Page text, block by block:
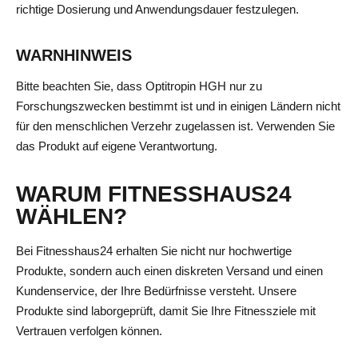
richtige Dosierung und Anwendungsdauer festzulegen.
WARNHINWEIS
Bitte beachten Sie, dass Optitropin HGH nur zu
Forschungszwecken bestimmt ist und in einigen Ländern nicht
für den menschlichen Verzehr zugelassen ist. Verwenden Sie
das Produkt auf eigene Verantwortung.
WARUM FITNESSHAUS24
WÄHLEN?
Bei Fitnesshaus24 erhalten Sie nicht nur hochwertige
Produkte, sondern auch einen diskreten Versand und einen
Kundenservice, der Ihre Bedürfnisse versteht. Unsere
Produkte sind laborgeprüft, damit Sie Ihre Fitnessziele mit
Vertrauen verfolgen können.